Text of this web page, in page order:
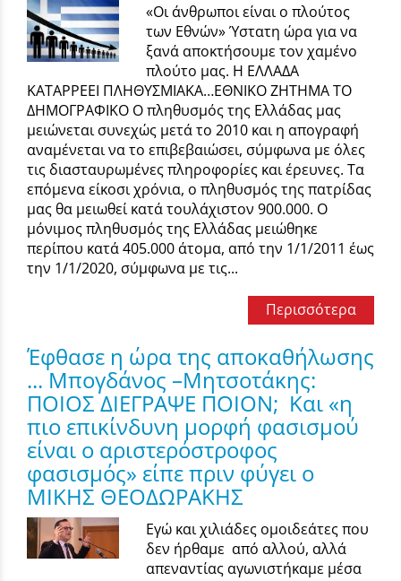
«Οι άνθρωποι είναι ο πλούτος
των Εθνών» Ύστατη ώρα για να
ξανά αποκτήσουμε τον χαμένο
πλούτο μας. Η ΕΛΛΑΔΑ
ΚΑΤΑΡΡΕΕΙ ΠΛΗΘΥΣΜΙΑΚΑ…ΕΘΝΙΚΟ ΖΗΤΗΜΑ ΤΟ
ΔΗΜΟΓΡΑΦΙΚΟ Ο πληθυσμός της Ελλάδας μας
μειώνεται συνεχώς μετά το 2010 και η απογραφή
αναμένεται να το επιβεβαιώσει, σύμφωνα με όλες
τις διασταυρωμένες πληροφορίες και έρευνες. Τα
επόμενα είκοσι χρόνια, ο πληθυσμός της πατρίδας
μας θα μειωθεί κατά τουλάχιστον 900.000. Ο
μόνιμος πληθυσμός της Ελλάδας μειώθηκε
περίπου κατά 405.000 άτομα, από την 1/1/2011 έως
την 1/1/2020, σύμφωνα με τις...
Περισσότερα
Έφθασε η ώρα της αποκαθήλωσης
... Μπογδάνος –Μητσοτάκης:
ΠΟΙΟΣ ΔΙΕΓΡΑΨΕ ΠΟΙΟΝ; Και «η
πιο επικίνδυνη μορφή φασισμού
είναι ο αριστερόστροφος
φασισμός» είπε πριν φύγει ο
ΜΙΚΗΣ ΘΕΟΔΩΡΑΚΗΣ
Εγώ και χιλιάδες ομοιδεάτες που
δεν ήρθαμε από αλλού, αλλά
απεναντίας αγωνιστήκαμε μέσα